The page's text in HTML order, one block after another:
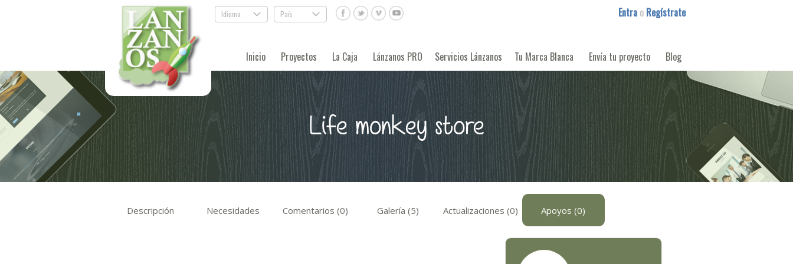
Idioma . País . Entra o Regístrate
Inicio Proyectos La Caja Lánzanos PRO Servicios Lánzanos Tu Marca Blanca Envía tu proyecto Blog
Life monkey store
Descripción Necesidades Comentarios (0) Galería (5) Actualizaciones (0) Apoyos (0)